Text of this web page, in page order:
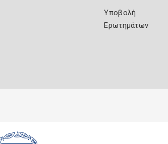
Υποβολή
Ερωτημάτων